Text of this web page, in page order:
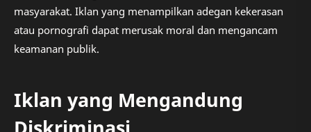
masyarakat. Iklan yang menampilkan adegan kekerasan
atau pornografi dapat merusak moral dan mengancam
keamanan publik.
Iklan yang Mengandung